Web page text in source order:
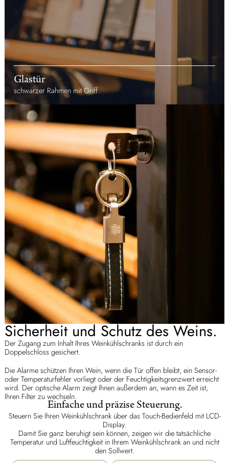
Glastür
schwarzer Rahmen mit Griff
Sicherheit und Schutz des Weins.
Der Zugang zum Inhalt Ihres Weinkühlschranks ist durch ein
Doppelschloss gesichert.
Die Alarme schützen Ihren Wein, wenn die Tür offen bleibt, ein Sensor-
oder Temperaturfehler vorliegt oder der Feuchtigkeitsgrenzwert erreicht
wird. Der optische Alarm zeigt Ihnen außerdem an, wann es Zeit ist,
Ihren Filter zu wechseln.
Einfache und präzise Steuerung.
Steuern Sie Ihren Weinkühlschrank über das Touch-Bedienfeld mit LCD-
Display.
Damit Sie ganz beruhigt sein können, zeigen wir die tatsächliche
Temperatur und Luftfeuchtigkeit in Ihrem Weinkühlschrank an und nicht
den Sollwert.